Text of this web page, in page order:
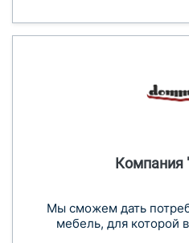
Компания
Мы сможем дать
мебель, для которой